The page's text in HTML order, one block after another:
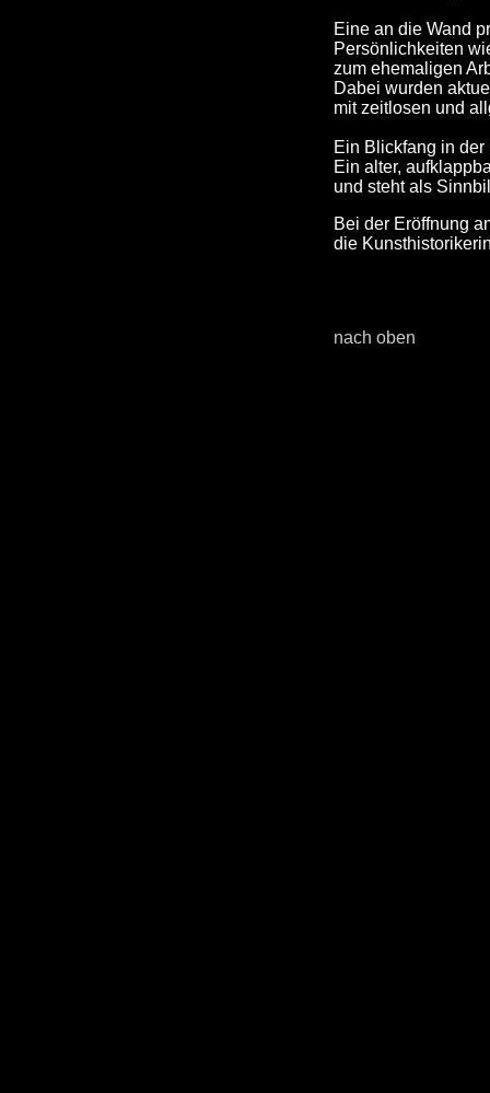
Eine an die Wand
Persönlichkeiten
zum ehemaligen
Dabei wurden
mit zeitlosen und
Ein Blickfang in der
Ein alter,
und steht als
Bei der Eröffnung
die
nach oben